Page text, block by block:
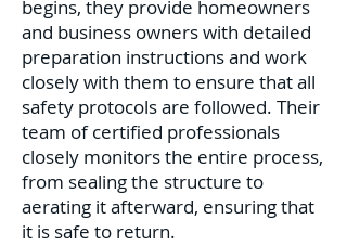
begins, they provide homeowners
and business owners with detailed
preparation instructions and work
closely with them to ensure that all
safety protocols are followed. Their
team of certified professionals
closely monitors the entire process,
from sealing the structure to
aerating it afterward, ensuring that
it is safe to return.